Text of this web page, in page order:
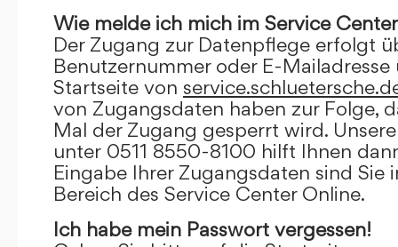
Wie melde ich mich im Service
Der Zugang zur Datenpflege erfolgt
Benutzernummer oder E-
Startseite von
von Zugangsdaten haben zur Folge,
Mal der Zugang gesperrt wird.
unter 0511 8550-8100 hilft Ihnen
Eingabe Ihrer Zugangsdaten sind Sie
Bereich des Service Center Online.
Ich habe mein Passwort vergessen!